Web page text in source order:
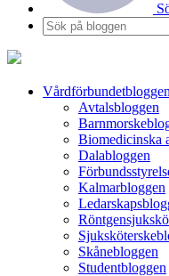
Vårdförbundetbloggen
Avtalsbloggen
Biomedicinska
Dalabloggen
Kalmarbloggen
Skånebloggen
Studentbloggen